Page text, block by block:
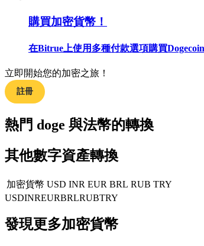
合約資訊
包含交易情況等的大數據分析
購買加密貨幣！
在Bitrue上使用多種付款選項購買Dogecoin
立即開始您的加密之旅！
註冊
熱門 doge 與法幣的轉換
其他數字資產轉換
加密貨幣 USD INR EUR BRL RUB TRY
USDINREURBRLRUBTRY
發現更多加密貨幣